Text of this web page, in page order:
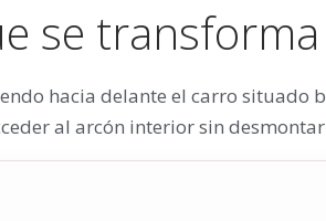
se
hacia delante el carro situado
al arcón interior sin